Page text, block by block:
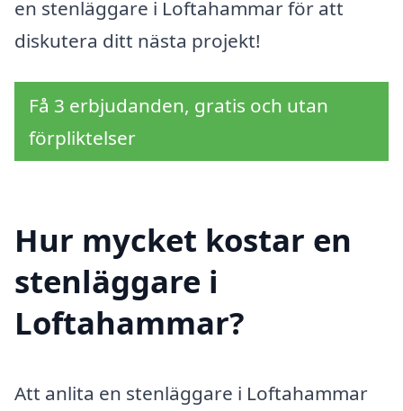
en stenläggare i Loftahammar för att
diskutera ditt nästa projekt!
Få 3 erbjudanden, gratis och utan
förpliktelser
Hur mycket kostar en
stenläggare i
Loftahammar?
Att anlita en stenläggare i Loftahammar